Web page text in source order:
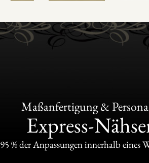
Maßanfertigung &
Express-
95 % der Anpassungen innerhalb eines